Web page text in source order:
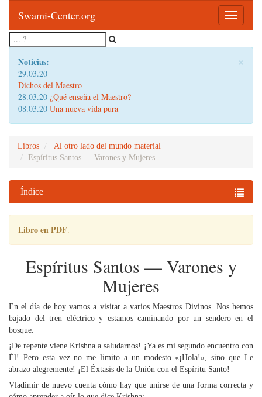
Toggle
Swami-Center.org
×
Noticias:
29.03.20
Dichos del Maestro
28.03.20 ¿Qué enseña el Maestro?
08.03.20 Una nueva vida pura
Libros
Al otro lado del mundo material
Espíritus Santos — Varones y Mujeres
Índice
Libro en PDF.
Espíritus Santos — Varones y
Mujeres
En el día de hoy vamos a visitar a varios Maestros Divinos. Nos hemos
bajado del tren eléctrico y estamos caminando por un sendero en el
bosque.
¡De repente viene Krishna a saludarnos! ¡Ya es mi segundo encuentro con
Él! Pero esta vez no me limito a un modesto «¡Hola!», sino que Le
abrazo alegremente! ¡El Éxtasis de la Unión con el Espíritu Santo!
Vladimir de nuevo cuenta cómo hay que unirse de una forma correcta y